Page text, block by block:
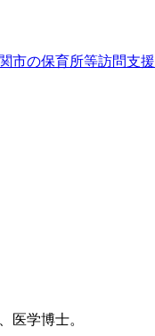
市の保育所等訪問支援
医学博士。